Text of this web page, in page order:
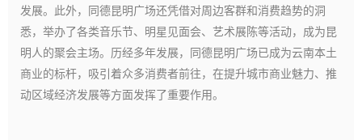
发展。此外，同德昆明广场还凭借对周边客群和消费趋势的洞
悉，举办了各类音乐节、明星见面会、艺术展陈等活动，成为昆
明人的聚会主场。 历经多年发展，同德昆明广场已成为云南本土
商业的标杆，吸引着众多消费者前往，在提升城市商业魅力、推
动区域经济发展等方面发挥了重要作用。